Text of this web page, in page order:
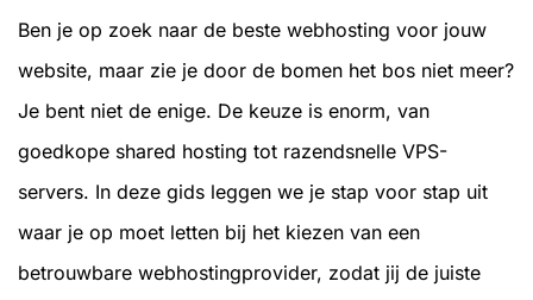
Ben je op zoek naar de beste webhosting voor jouw
website, maar zie je door de bomen het bos niet meer?
Je bent niet de enige. De keuze is enorm, van
goedkope shared hosting tot razendsnelle VPS-
servers. In deze gids leggen we je stap voor stap uit
waar je op moet letten bij het kiezen van een
betrouwbare webhostingprovider, zodat jij de juiste